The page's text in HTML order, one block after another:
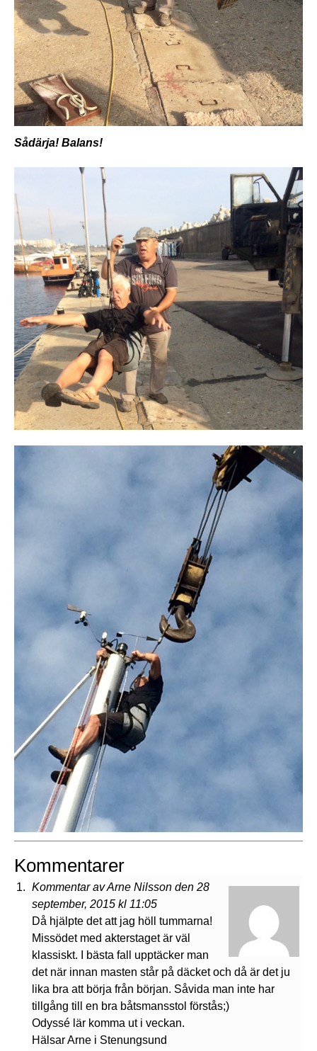
Sådärja! Balans!
Kommentarer
Kommentar av Arne Nilsson den 28
september, 2015 kl 11:05
Då hjälpte det att jag höll tummarna!
Missödet med akterstaget är väl
klassiskt. I bästa fall upptäcker man
det när innan masten står på däcket och då är det ju
lika bra att börja från början. Såvida man inte har
tillgång till en bra båtsmansstol förstås;)
Odyssé lär komma ut i veckan.
Hälsar Arne i Stenungsund